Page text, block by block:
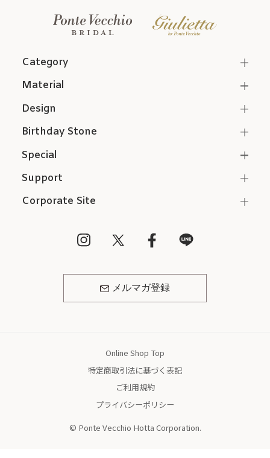
Category
Support
Corporate Site
メルマガ登録
Material
Design
Birthday Stone
Special
Online Shop Top
特定商取引法に基づく表記
ご利用規約
プライバシーポリシー
© Ponte Vecchio Hotta Corporation.